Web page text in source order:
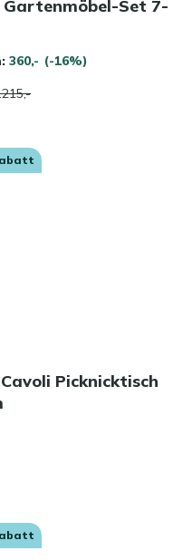
Gartenmöbel-Set 7-
360,- (-16%)
Picknicktisch